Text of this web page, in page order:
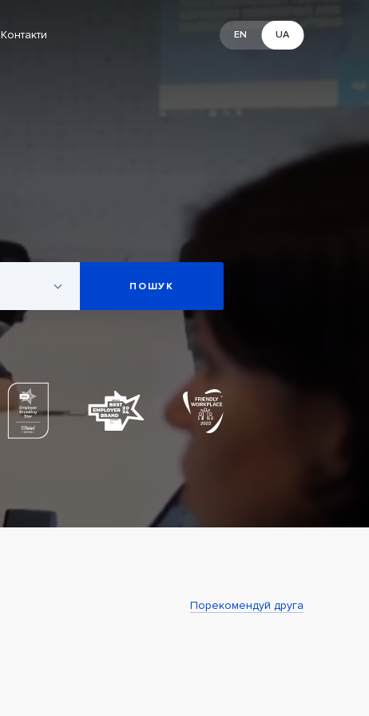
Контакти EN UA
Порекомендуй друга